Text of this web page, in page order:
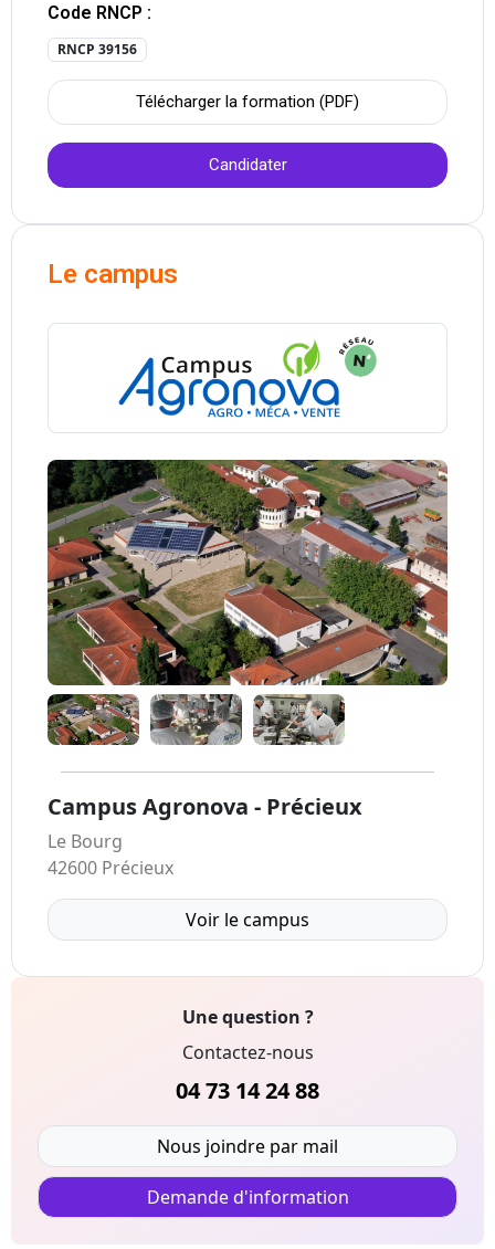
Code RNCP :
RNCP 39156
Télécharger la formation (PDF)
Candidater
Le campus
Campus Agronova - Précieux
Le Bourg
42600 Précieux
Voir le campus
Une question ?
Contactez-nous
04 73 14 24 88
Nous joindre par mail
Demande d'information